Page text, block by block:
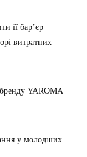
її бар’єр
витратних
YAROMA
у молодших